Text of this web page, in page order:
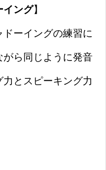
イング】
ーイングの練習に
ら同じように発音
とスピーキング力